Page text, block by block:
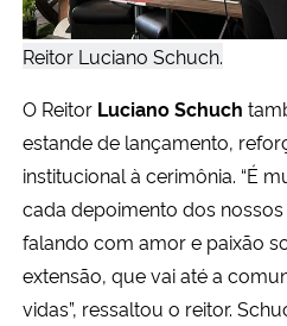
Reitor Luciano Schuch.
O Reitor Luciano Schuch
estande de lançamento,
institucional à cerimônia. “É
cada depoimento dos
falando com amor e paixão
extensão, que vai até a
vidas”, ressaltou o reitor.